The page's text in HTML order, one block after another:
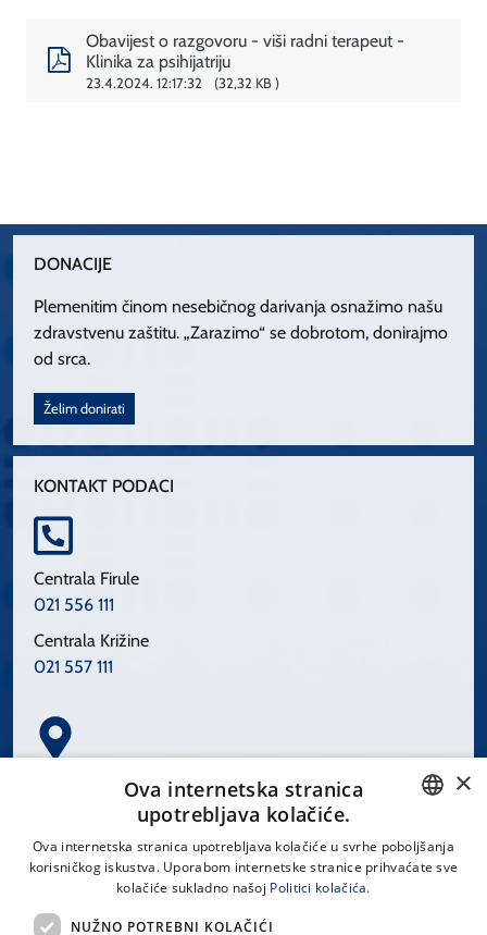
Obavijest o razgovoru - viši radni terapeut -
Klinika za psihijatriju
23.4.2024. 12:17:32 32,32 KB
DONACIJE
Plemenitim činom nesebičnog darivanja osnažimo našu
zdravstvenu zaštitu. „Zarazimo“ se dobrotom, donirajmo
od srca.
Želim donirati
KONTAKT PODACI
Centrala Firule
021 556 111
Centrala Križine
021 557 111
Spinčićeva 1, 21000 Split
CROATIAN
×
Ova internetska stranica
upotrebljava kolačiće.
Ova internetska stranica upotrebljava kolačiće u svrhe poboljšanja
korisničkog iskustva. Uporabom internetske stranice prihvaćate sve
kolačiće sukladno našoj Politici kolačića.
NUŽNO POTREBNI KOLAČIĆI